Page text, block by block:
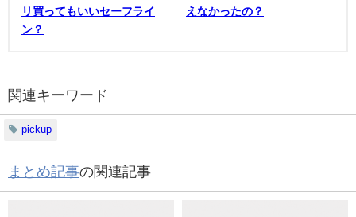
リ買ってもいいセーフライ
ン？
えなかったの？
関連キーワード
pickup
まとめ記事の関連記事